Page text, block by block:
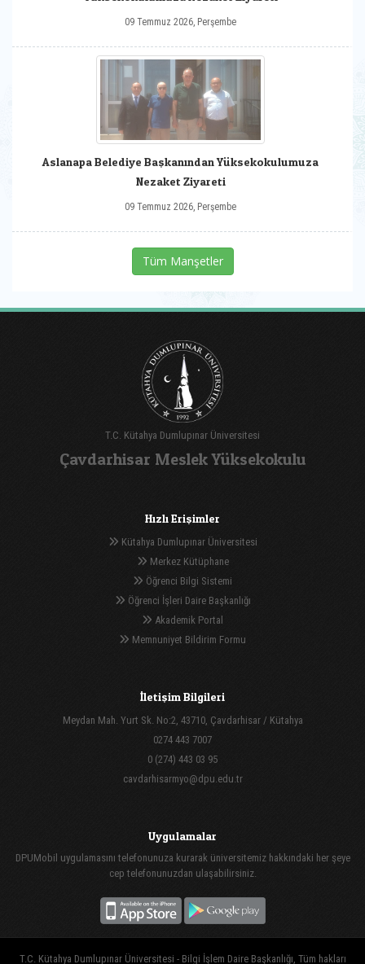
09 Temmuz 2026, Perşembe
Aslanapa Belediye Başkanından Yüksekokulumuza
Nezaket Ziyareti
09 Temmuz 2026, Perşembe
Tüm Manşetler
T.C. Kütahya Dumlupınar Üniversitesi
Çavdarhisar Meslek Yüksekokulu
Hızlı Erişimler
Kütahya Dumlupınar Üniversitesi
Merkez Kütüphane
Öğrenci Bilgi Sistemi
Öğrenci İşleri Daire Başkanlığı
Akademik Portal
Memnuniyet Bildirim Formu
İletişim Bilgileri
Meydan Mah. Yurt Sk. No:2, 43710, Çavdarhisar / Kütahya
0274 443 7007
0 (274) 443 03 95
cavdarhisarmyo@dpu.edu.tr
Uygulamalar
DPUMobil uygulamasını telefonunuza kurarak üniversitemiz hakkındaki her şeye
cep telefonunuzdan ulaşabilirsiniz.
T.C. Kütahya Dumlupınar Üniversitesi - Bilgi İşlem Daire Başkanlığı, Tüm hakları